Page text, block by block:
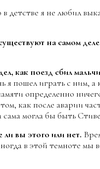
в детстве я не любил
на самом
как поезд сбил
я пошел играть с ним, а
определенно
как после аварии
сама могла бы быть
ли вы этого или нет.
в этой темноте мы